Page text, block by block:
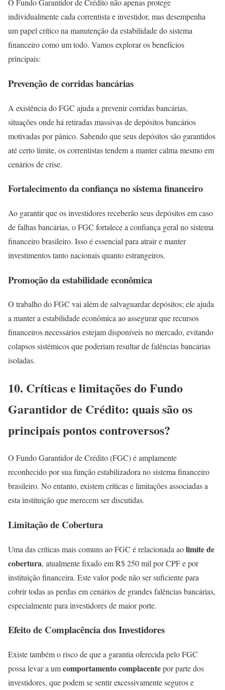
O Fundo Garantidor de Crédito não apenas protege
individualmente cada correntista e investidor, mas desempenha
um papel crítico na manutenção da estabilidade do sistema
financeiro como um todo. Vamos explorar os benefícios
principais:
Prevenção de corridas bancárias
A existência do FGC ajuda a prevenir corridas bancárias,
situações onde há retiradas massivas de depósitos bancários
motivadas por pânico. Sabendo que seus depósitos são garantidos
até certo limite, os correntistas tendem a manter calma mesmo em
cenários de crise.
Fortalecimento da confiança no sistema financeiro
Ao garantir que os investidores receberão seus depósitos em caso
de falhas bancárias, o FGC fortalece a confiança geral no sistema
financeiro brasileiro. Isso é essencial para atrair e manter
investimentos tanto nacionais quanto estrangeiros.
Promoção da estabilidade econômica
O trabalho do FGC vai além de salvaguardar depósitos; ele ajuda
a manter a estabilidade econômica ao assegurar que recursos
financeiros necessários estejam disponíveis no mercado, evitando
colapsos sistémicos que poderiam resultar de falências bancárias
isoladas.
10. Críticas e limitações do Fundo
Garantidor de Crédito: quais são os
principais pontos controversos?
O Fundo Garantidor de Crédito (FGC) é amplamente
reconhecido por sua função estabilizadora no sistema financeiro
brasileiro. No entanto, existem críticas e limitações associadas a
esta instituição que merecem ser discutidas.
Limitação de Cobertura
Uma das críticas mais comuns ao FGC é relacionada aolimite de
cobertura, atualmente fixado em R$ 250 mil por CPF e por
instituição financeira. Este valor pode não ser suficiente para
cobrir todas as perdas em cenários de grandes falências bancárias,
especialmente para investidores de maior porte.
Efeito de Complacência dos Investidores
Existe também o risco de que a garantia oferecida pelo FGC
possa levar a umcomportamento complacentepor parte dos
investidores, que podem se sentir excessivamente seguros e